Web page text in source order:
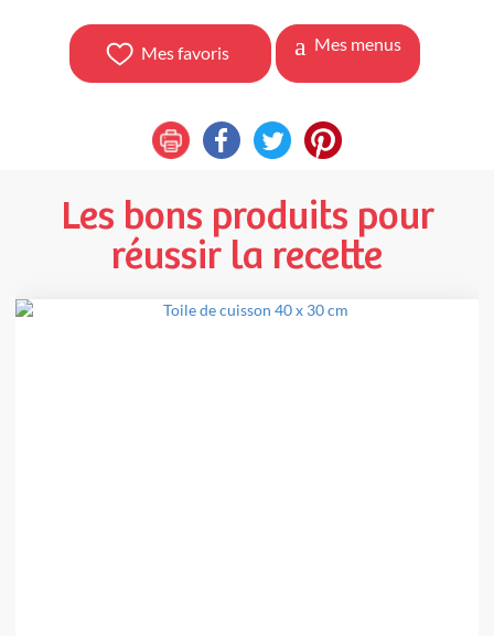
Mes favoris Mes menus
Les bons produits pour
réussir la recette